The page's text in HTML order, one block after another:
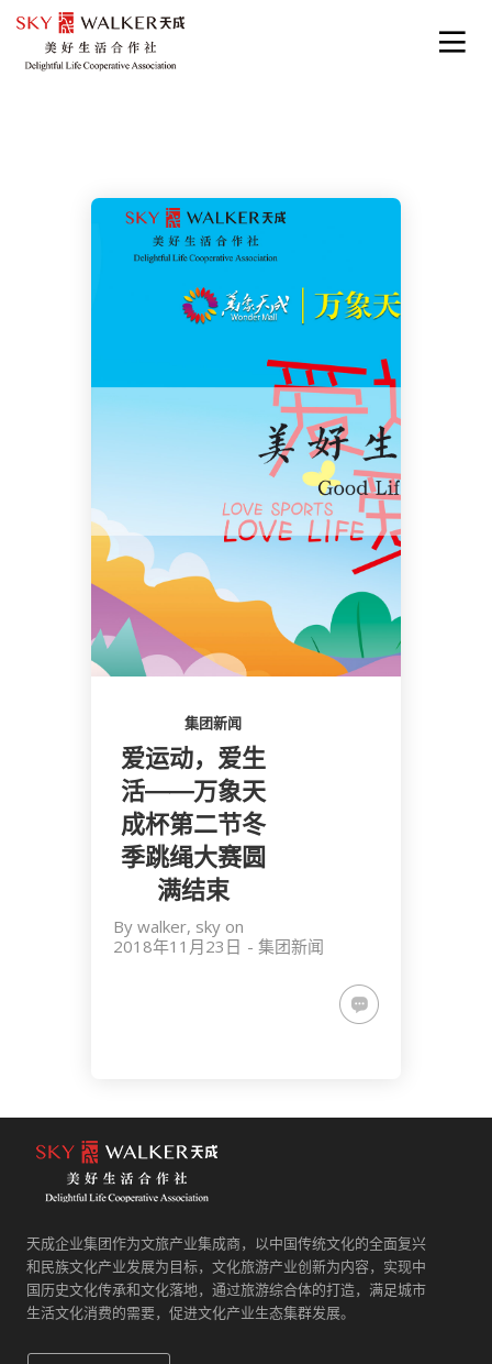
集团新闻
爱运动，爱生
活——万象天
成杯第二节冬
季跳绳大赛圆
满结束
By walker, skyon
2018年11月23日 - 集团新闻
天成企业集团作为文旅产业集成商，以中国传统文化的全面复兴
和民族文化产业发展为目标，文化旅游产业创新为内容，实现中
国历史文化传承和文化落地，通过旅游综合体的打造，满足城市
生活文化消费的需要，促进文化产业生态集群发展。